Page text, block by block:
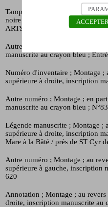
Tampon
; en partie
noire
; PREFECTURE DE LA
ARTS / MUSEE / DE / L'ILE /
Autre numéro
; en
manuscrite au crayon bleu;
Numéro d'inventaire ; Montage ;
supérieure à droite, inscription
Autre numéro ; Montage ; en
manuscrite au crayon bleu ;
Légende manuscrite ; Montage ;
supérieure à droite, inscription
Mare à la Bâté / près de ST Cyr
Autre numéro ; Montage ; au
supérieure à gauche, inscription
620
Annotation ; Montage ; au
droite, inscription manuscrite au